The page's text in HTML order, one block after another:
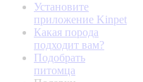
Установите
приложение Kinpet
Какая порода
подходит вам?
Подобрать
питомца